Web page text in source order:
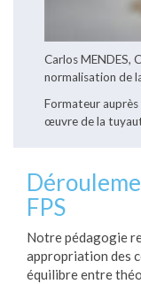
Carlos MENDES,
normalisation de
Formateur auprès
œuvre de la
FPS
Notre pédagogie
appropriation des
équilibre entre